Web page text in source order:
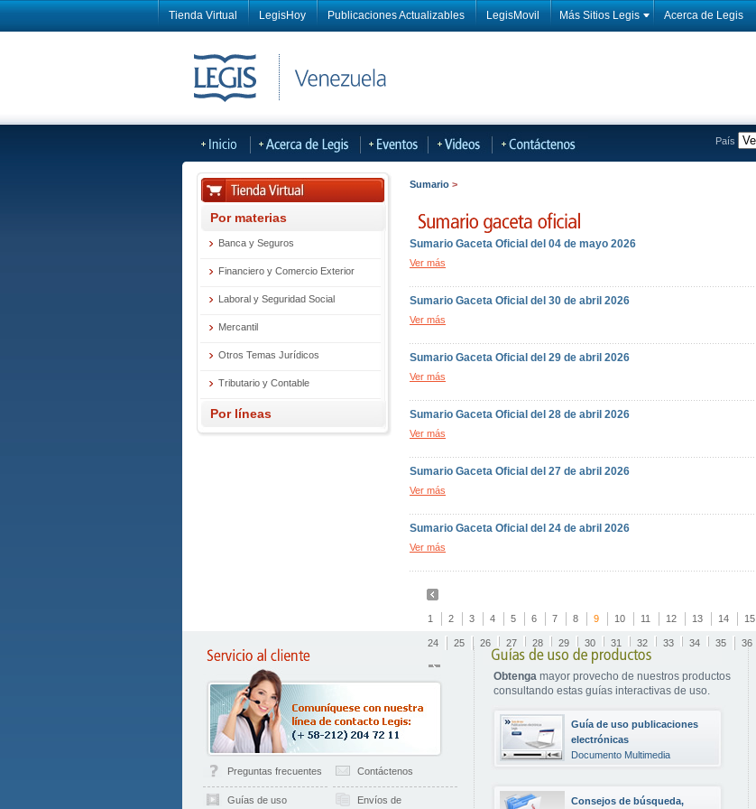
Tienda Virtual LegisHoy Publicaciones Actualizables LegisMovil Más Sitios Legis Acerca de Legis
País
Por materias
Banca y Seguros
Financiero y Comercio Exterior
Laboral y Seguridad Social
Mercantil
Otros Temas Jurídicos
Tributario y Contable
Por líneas
Sumario >
Sumario Gaceta Oficial del 04 de mayo 2026
Ver más
Sumario Gaceta Oficial del 30 de abril 2026
Ver más
Sumario Gaceta Oficial del 29 de abril 2026
Ver más
Sumario Gaceta Oficial del 28 de abril 2026
Ver más
Sumario Gaceta Oficial del 27 de abril 2026
Ver más
Sumario Gaceta Oficial del 24 de abril 2026
Ver más
1 2 3 4 5 6 7 8 9 10 11 12 13 14 15
24 25 26 27 28 29 30 31 32 33 34 35 36
Preguntas frecuentes Contáctenos
Guías de uso Envíos de
Obtenga mayor provecho de nuestros productos
consultando estas guías interactivas de uso.
Guía de uso publicaciones
electrónicas
Documento Multimedia
Consejos de búsqueda,